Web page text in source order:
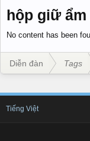
hộp giữ
No content has been
Diễn đàn Tags
Tiếng Việt